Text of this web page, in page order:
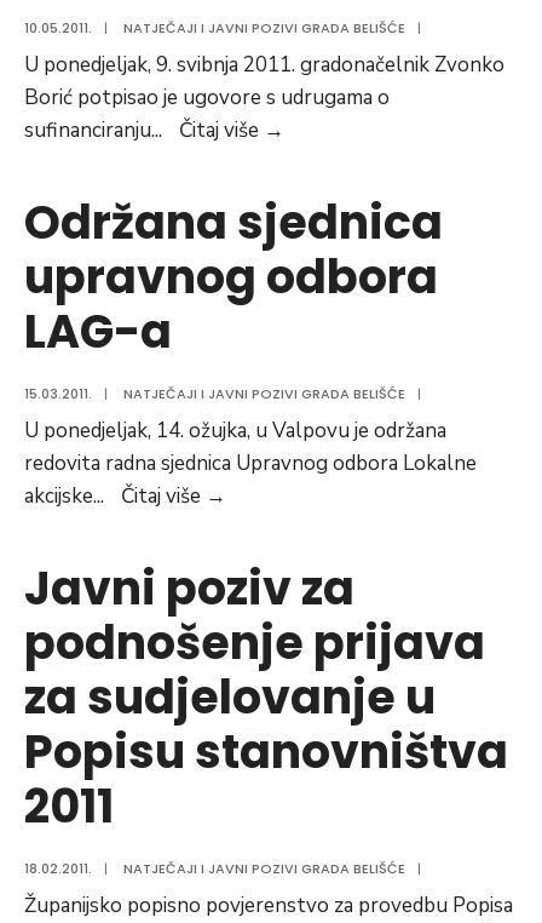
10.05.2011. | NATJEČAJI I JAVNI POZIVI GRADA BELIŠĆE |
U ponedjeljak, 9. svibnja 2011. gradonačelnik Zvonko
Borić potpisao je ugovore s udrugama o
sufinanciranju... Čitaj više →
udrugama
Održana sjednica
upravnog odbora
LAG-a
15.03.2011. | NATJEČAJI I JAVNI POZIVI GRADA BELIŠĆE |
U ponedjeljak, 14. ožujka, u Valpovu je održana
redovita radna sjednica Upravnog odbora Lokalne
akcijske... Čitaj više →
upravnog
odbora
LAG-
a
Javni poziv za
podnošenje prijava
za sudjelovanje u
Popisu stanovništva
2011
18.02.2011. | NATJEČAJI I JAVNI POZIVI GRADA BELIŠĆE |
Županijsko popisno povjerenstvo za provedbu Popisa